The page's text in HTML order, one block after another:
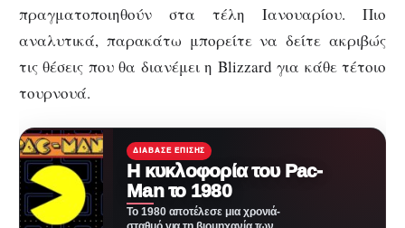
πραγματοποιηθούν στα τέλη Ιανουαρίου. Πιο
αναλυτικά, παρακάτω μπορείτε να δείτε ακριβώς
τις θέσεις που θα διανέμει η Blizzard για κάθε τέτοιο
τουρνουά.
ΔΙΆΒΑΣΕ ΕΠΊΣΗΣ
Η κυκλοφορία του Pac-
Man το 1980
Το 1980 αποτέλεσε μια χρονιά-